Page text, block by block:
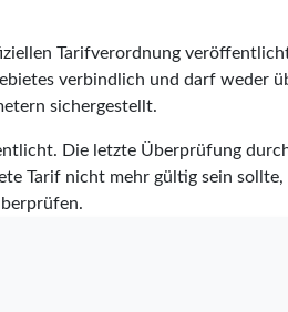
Tarifverordnung
verbindlich und darf weder
sichergestellt.
Die letzte Überprüfung
Tarif nicht mehr gültig sein sollte,